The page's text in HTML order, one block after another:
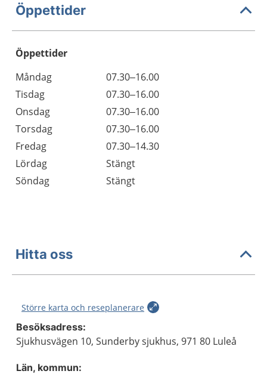
Öppettider
Öppettider
Dag
Öppettider
Kommentarer
Måndag
07.30–16.00
Tisdag
07.30–16.00
Onsdag
07.30–16.00
Torsdag
07.30–16.00
Fredag
07.30–14.30
Lördag
Stängt
Söndag
Stängt
Hitta oss
Större karta och reseplanerare
Besöksadress:
Sjukhusvägen 10, Sunderby sjukhus, 971 80 Luleå
Län, kommun: